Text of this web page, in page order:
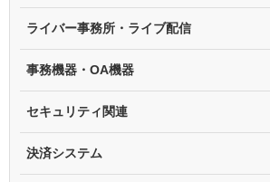
ライバー事務所・ライブ配信
事務機器・OA機器
セキュリティ関連
決済システム